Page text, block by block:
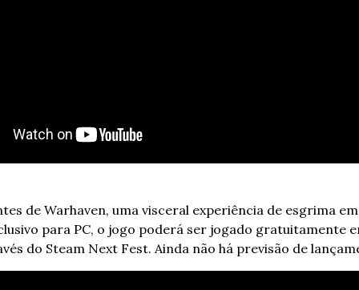
de Warhaven, uma visceral experiência de esgrima
para PC, o jogo poderá ser jogado gratuitamente
do Steam Next Fest. Ainda não há previsão de